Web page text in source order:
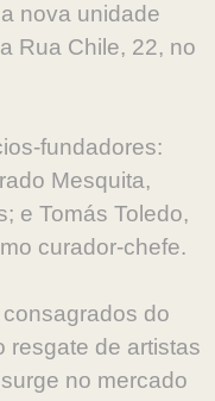
nova unidade
Rua Chile, 22, no
fundadores:
Mesquita,
e Tomás Toledo,
curador-chefe.
do
resgate de artistas
no mercado